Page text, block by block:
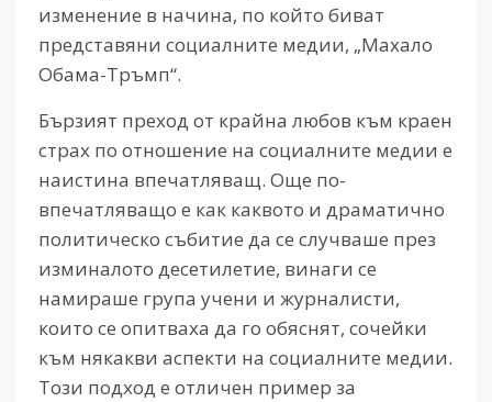
изменение в начина, по който биват
представяни социалните медии, „Махало
Обама-Тръмп“.
Бързият преход от крайна любов към краен
страх по отношение на социалните медии е
наистина впечатляващ. Още по-
впечатляващо е как каквото и драматично
политическо събитие да се случваше през
изминалото десетилетие, винаги се
намираше група учени и журналисти,
които се опитваха да го обяснят, сочейки
към някакви аспекти на социалните медии.
Този подход е отличен пример за